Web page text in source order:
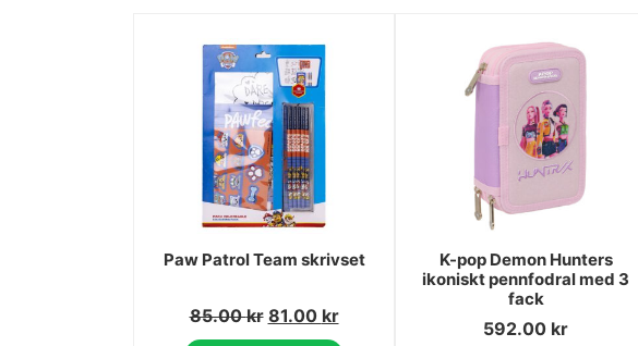
Paw Patrol Team skrivset
85.00kr 81.00 kr
K-pop Demon Hunters
ikoniskt pennfodral med 3
fack
592.00 kr